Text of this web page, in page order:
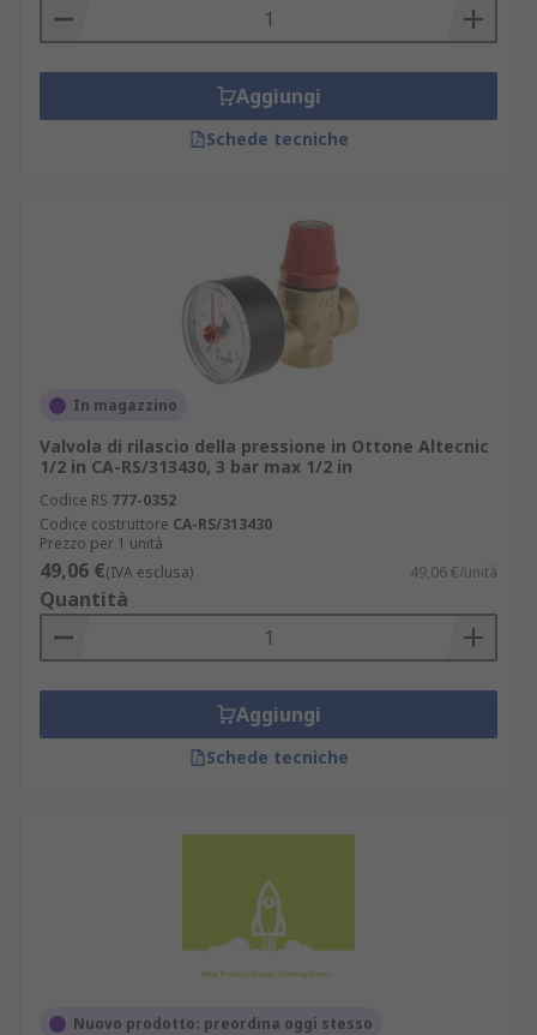
Aggiungi
Schede tecniche
In magazzino
Valvola di rilascio della pressione in Ottone Altecnic
1/2 in CA-RS/313430, 3 bar max 1/2 in
Codice RS 777-0352
Codice costruttore CA-RS/313430
Prezzo per 1 unità
49,06 €(IVA esclusa) 49,06 €/unità
Quantità
Aggiungi
Schede tecniche
Nuovo prodotto: preordina oggi stesso